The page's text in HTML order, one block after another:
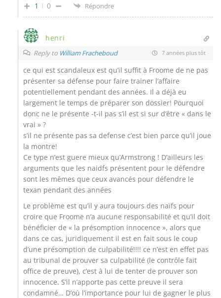
1
0 Répondre
henri
Reply to William Fracheboud 7 années plus tôt
ce qui est scandaleux est qu’il suffit à Froome de ne pas
présenter sa défense pour faire trainer l’affaire
potentiellement pendant des années. Il a déjà eu
largement le temps de préparer son dossier! Pourquoi
donc ne le présente -t-il pas s’il est si sur d’être « dans le
vrai » ?
s’il ne présente pas sa defense c’est bien parce qu’il joue
la montre!
Ce type n’est guere mieux qu’Armstrong ! D’ailleurs les
arguments que les naidfs présentent pour le défendre
sont les mêmes que ceux avancés pour défendre le
texan pendant des années
Le problème est qu’il y aura toujours des naïfs pour
croire que Froome n’a aucune responsabilité et qu’il doit
bénéficier de « la présomption innocence », alors que
dans ce cas, juridiquement il est en fait sous le coup
d’une présomption de culpabilité!!!! ce n’est en effet pas
au tribunal de prouver sa culpabilité (le contrôle fait
office de preuve), c’est à lui de tenter de prouver son
innocence. S’il n’apporte pas cette preuve il sera
condamné… D’où l’importance pour lui de gagner le plus